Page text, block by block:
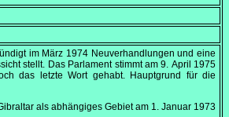
im März 1974 Neuverhandlungen und eine
stellt. Das Parlament stimmt am9. April 1975
das letzte Wort gehabt. Hauptgrund für die
als abhängiges Gebiet am 1. Januar 1973